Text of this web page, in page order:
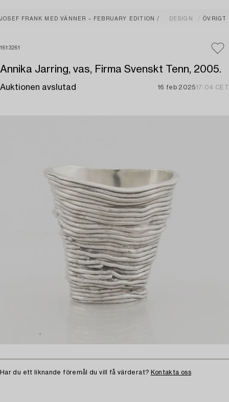
JOSEF FRANK MED VÄNNER – FEBRUARY EDITION DESIGN ÖVRIGT
1613261
Annika Jarring, vas, Firma Svenskt Tenn, 2005.
Auktionen avslutad 16 feb 202517:04 CET
Har du ett liknande föremål du vill få värderat? Kontakta oss